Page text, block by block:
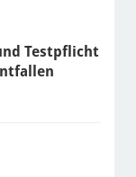
Testpflicht